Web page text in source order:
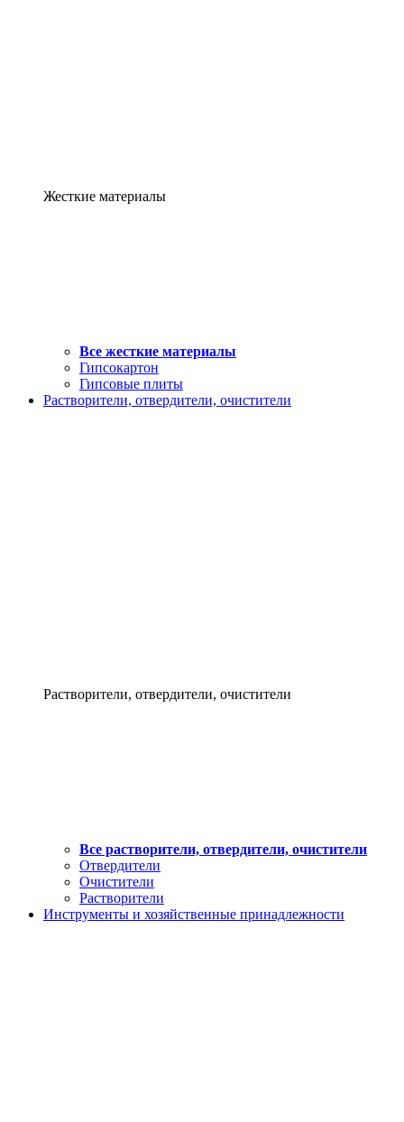
Жесткие материалы
Все жесткие материалы
Гипсокартон
Гипсовые плиты
Растворители, отвердители, очистители
Растворители, отвердители, очистители
Все растворители, отвердители, очистители
Отвердители
Очистители
Растворители
Инструменты и хозяйственные принадлежности